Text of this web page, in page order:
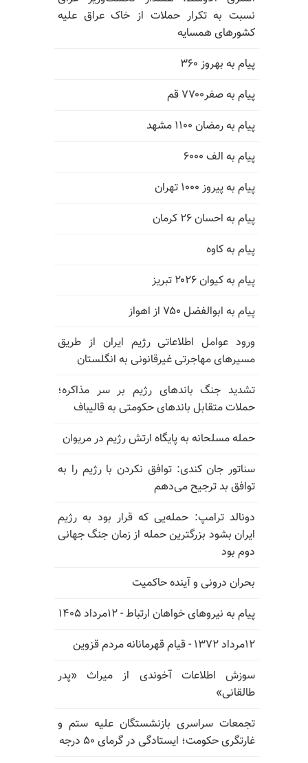
نسبت به تکرار حملات از خاک عراق علیه
کشورهای همسایه
پیام به بهروز ۳۶۰
پیام به صفر۷۷۰۰ قم
پیام به رمضان ۱۱۰۰ مشهد
پیام به الف ۶۰۰۰
پیام به پیروز ۱۰۰۰ تهران
پیام به احسان ۲۶ کرمان
پیام به کاوه
پیام به کیوان ۲۰۲۶ تبریز
پیام به ابوالفضل ۷۵۰ از اهواز
ورود عوامل اطلاعاتی رژیم ایران از طریق
مسیرهای مهاجرتی غیرقانونی به انگلستان
تشدید جنگ باندهای رژیم بر سر مذاکره؛
حملات متقابل باندهای حکومتی به قالیباف
حمله مسلحانه به پایگاه ارتش رژیم در مریوان
سناتور جان کندی: توافق نکردن با رژیم را به
توافق بد ترجیح می‌دهم
دونالد ترامپ: حمله‌یی که قرار بود به رژیم
ایران بشود بزرگترین حمله از زمان جنگ جهانی
دوم بود
بحران درونی و آینده حاکمیت
پیام به نیروهای خواهان ارتباط - ۱۲مرداد ۱۴۰۵
۱۲مرداد ۱۳۷۲ - قیام قهرمانانه مردم قزوین
سوزش اطلاعات آخوندی از میراث «پدر
طالقانی»
تجمعات سراسری بازنشستگان علیه ستم و
غارتگری حکومت؛ ایستادگی در گرمای ۵۰ درجه